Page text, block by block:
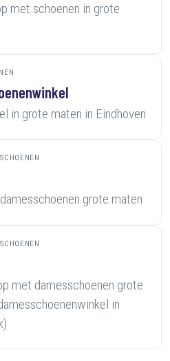
met schoenen in grote
in grote maten in Eindhoven
grote maten
met damesschoenen grote
in